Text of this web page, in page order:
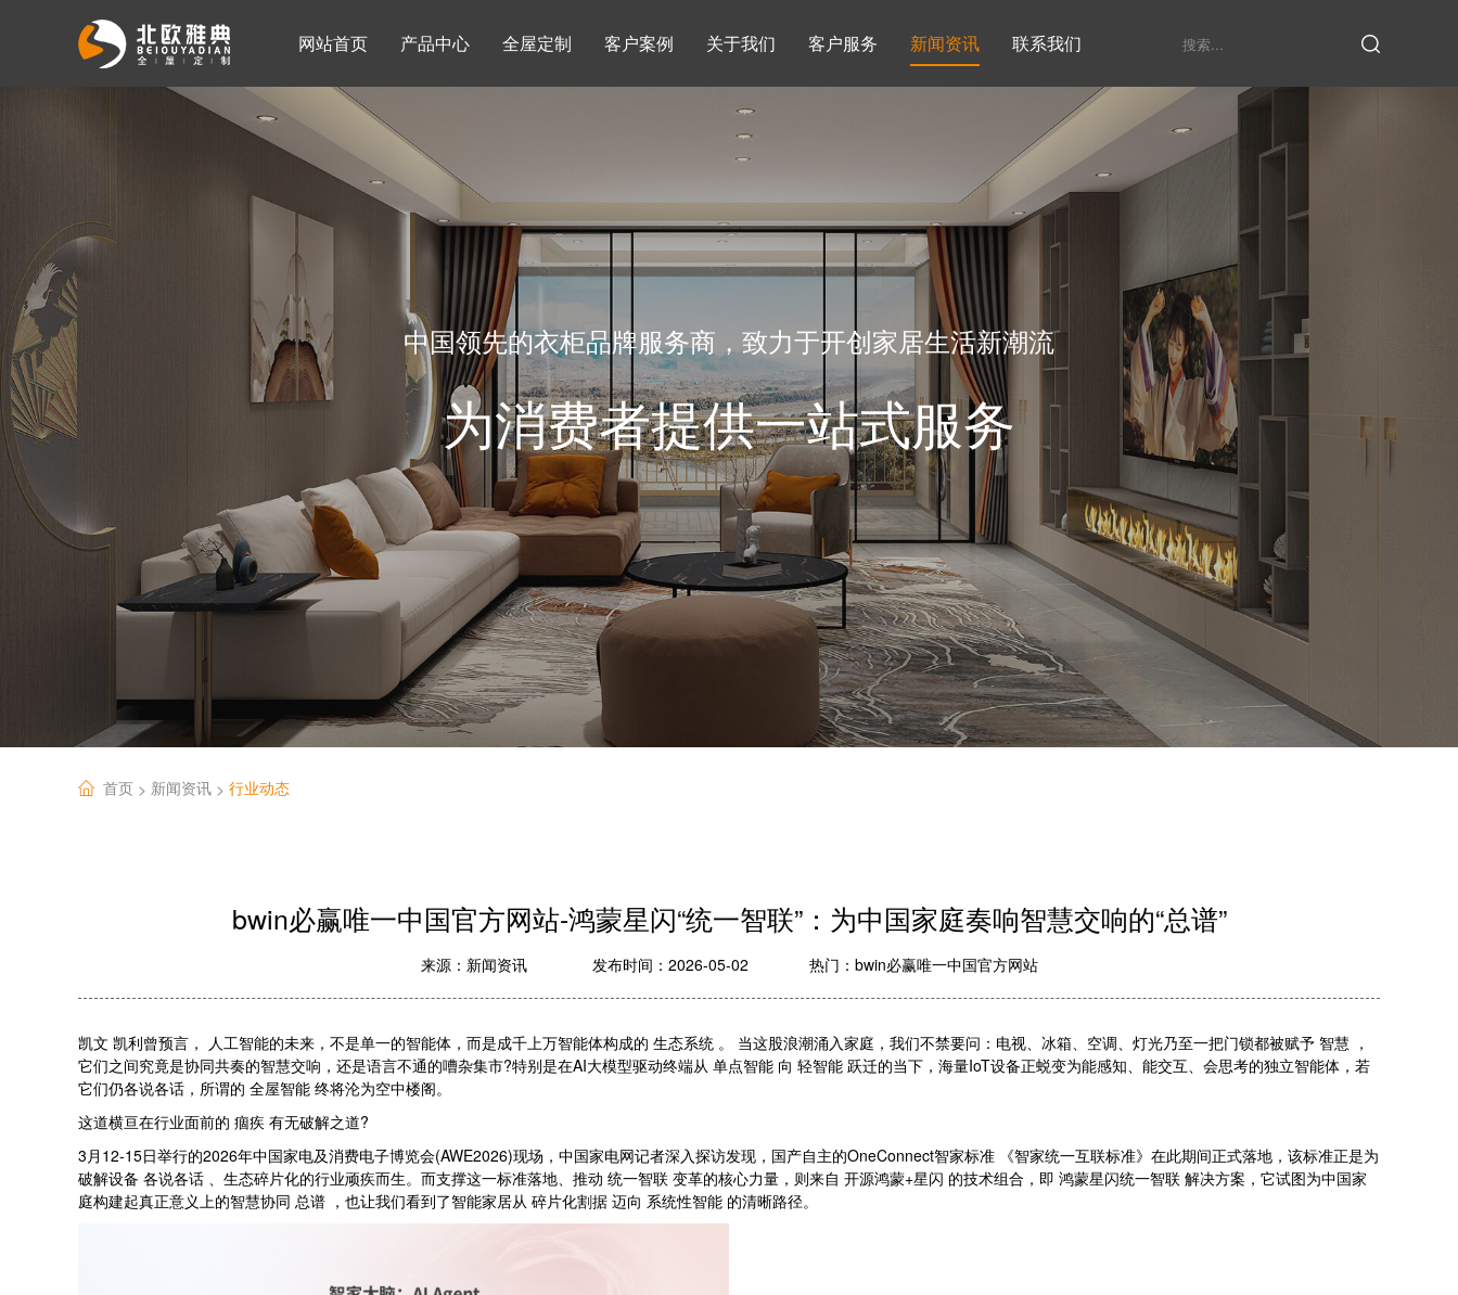
网站首页 产品中心
衣帽间
全屋定制 客户案例
书柜系列 酒柜系列 鞋柜系列
关于我们
公司简介 发展历程
客户服务 新闻资讯
公司新闻 家具定制厂家
联系我们
中国领先的衣柜品牌服务商，致力于开创家居生活新潮流
为消费者提供一站式服务
首页 > 新闻资讯 > 行业动态
bwin必赢唯一中国官方网站-鸿蒙星闪“统一智联”：为中国家庭奏响智慧交响的“总谱”
来源： 新闻资讯 发布时间：2026-05-02 热门： bwin必赢唯一中国官方网站
凯文 凯利曾预言， 人工智能的未来，不是单一的智能体，而是成千上万智能体构成的 生态系统 。 当这股浪潮涌入家庭，我们不禁要问：电视、冰箱、空调、灯光乃至一把门锁都被赋予 智慧 ，
它们之间究竟是协同共奏的智慧交响，还是语言不通的嘈杂集市?特别是在AI大模型驱动终端从 单点智能 向 轻智能 跃迁的当下，海量IoT设备正蜕变为能感知、能交互、会思考的独立智能体，若
它们仍各说各话，所谓的 全屋智能 终将沦为空中楼阁。
这道横亘在行业面前的 痼疾 有无破解之道?
3月12-15日举行的2026年中国家电及消费电子博览会(AWE2026)现场，中国家电网记者深入探访发现，国产自主的OneConnect智家标准 《智家统一互联标准》在此期间正式落地，该标准正是为
破解设备 各说各话 、生态碎片化的行业顽疾而生。而支撑这一标准落地、推动 统一智联 变革的核心力量，则来自 开源鸿蒙+星闪 的技术组合，即 鸿蒙星闪统一智联 解决方案，它试图为中国家
庭构建起真正意义上的智慧协同 总谱 ，也让我们看到了智能家居从 碎片化割据 迈向 系统性智能 的清晰路径。